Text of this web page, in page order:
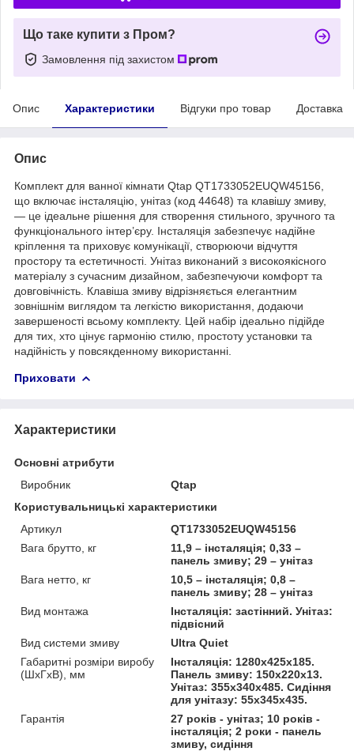
Що таке купити з Пром?
Замовлення під захистом
Опис Характеристики Відгуки про товар Доставка
Опис
Комплект для ванної кімнати Qtap QT1733052EUQW45156,
що включає інсталяцію, унітаз (код 44648) та клавішу змиву,
— це ідеальне рішення для створення стильного, зручного та
функціонального інтер’єру. Інсталяція забезпечує надійне
кріплення та приховує комунікації, створюючи відчуття
простору та естетичності. Унітаз виконаний з високоякісного
матеріалу з сучасним дизайном, забезпечуючи комфорт та
довговічність. Клавіша змиву відрізняється елегантним
зовнішнім виглядом та легкістю використання, додаючи
завершеності всьому комплекту. Цей набір ідеально підійде
для тих, хто цінує гармонію стилю, простоту установки та
надійність у повсякденному використанні.
Приховати
Характеристики
Основні атрибути
Виробник
Qtap
Користувальницькі характеристики
Артикул
QT1733052EUQW45156
Вага брутто, кг
11,9 – інсталяція; 0,33 –
панель змиву; 29 – унітаз
Вага нетто, кг
10,5 – інсталяція; 0,8 –
панель змиву; 28 – унітаз
Вид монтажа
Інсталяція: застінний. Унітаз:
підвісний
Вид системи змиву
Ultra Quiet
Габаритні розміри виробу
(ШхГхВ), мм
Інсталяція: 1280х425х185.
Панель змиву: 150х220х13.
Унітаз: 355х340х485. Сидіння
для унітазу: 55х345х435.
Гарантія
27 років - унітаз; 10 років -
інсталяція; 2 роки - панель
змиву, сидіння